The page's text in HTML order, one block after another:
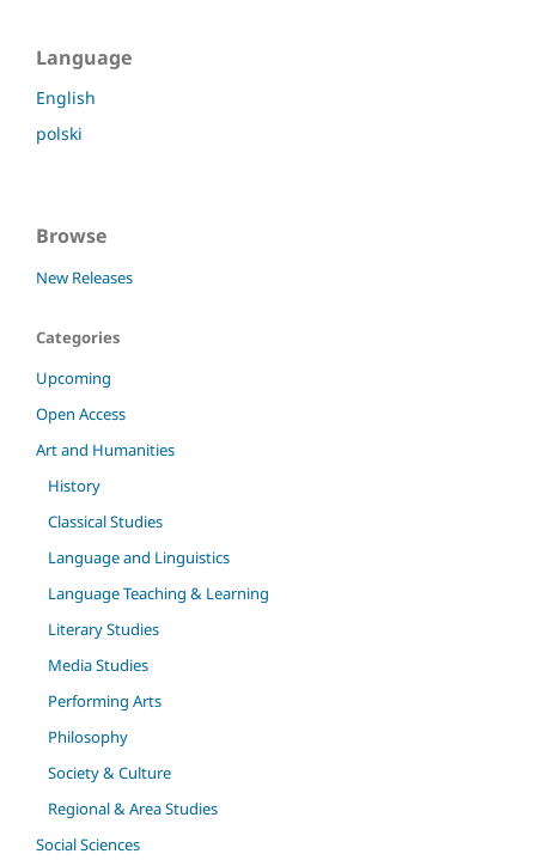
Language
English
polski
Browse
New Releases
Categories
Upcoming
Open Access
Art and Humanities
History
Classical Studies
Language and Linguistics
Language Teaching & Learning
Literary Studies
Media Studies
Performing Arts
Philosophy
Society & Culture
Regional & Area Studies
Social Sciences